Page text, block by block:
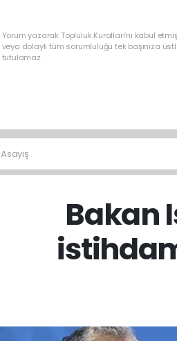
Yorum yazarak Topluluk Kuralları’nı kabul
veya dolaylı tüm sorumluluğu tek başınıza
tutulamaz.
Asayiş
Bakan